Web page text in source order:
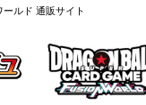
ルド 通販サイト